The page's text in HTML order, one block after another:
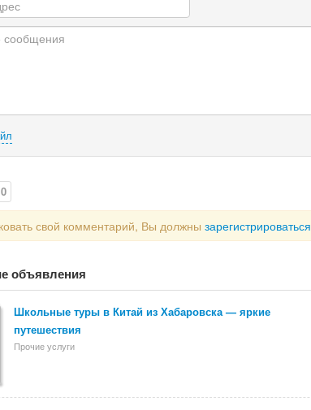
0
свой комментарий, Вы должны зарегистрироваться
объявления
Школьные туры в Китай из Хабаровска — яркие
путешествия
Прочие услуги